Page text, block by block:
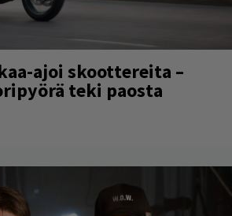
ajoi skoottereita –
teki paosta